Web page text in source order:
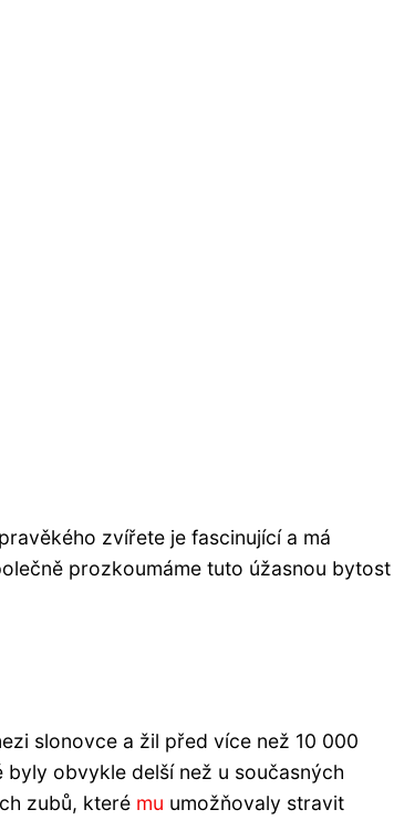
zvířete je fascinující a má
prozkoumáme tuto úžasnou bytost
slonovce a žil před více než 10 000
obvykle delší než u současných
zubů, které mu umožňovaly stravit